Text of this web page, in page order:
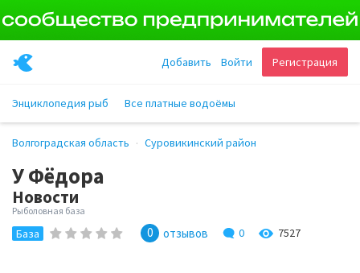
Регистрация
Войти
Добавить
Энциклопедия рыб Все платные водоёмы
Волгоградская область Суровикинский район
У Фёдора
Новости
Рыболовная база
База 0 отзывов 0 7527